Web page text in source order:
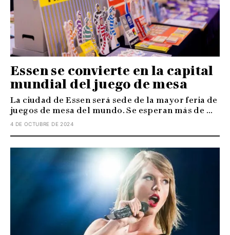
Essen se convierte en la capital
mundial del juego de mesa
La ciudad de Essen será sede de la mayor feria de
juegos de mesa del mundo. Se esperan más de ...
4 DE OCTUBRE DE 2024